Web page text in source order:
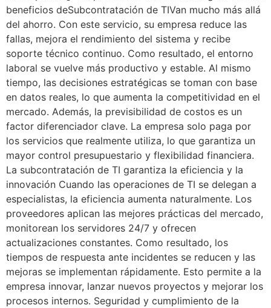
beneficios deSubcontratación de TIVan mucho más allá
del ahorro. Con este servicio, su empresa reduce las
fallas, mejora el rendimiento del sistema y recibe
soporte técnico continuo. Como resultado, el entorno
laboral se vuelve más productivo y estable. Al mismo
tiempo, las decisiones estratégicas se toman con base
en datos reales, lo que aumenta la competitividad en el
mercado. Además, la previsibilidad de costos es un
factor diferenciador clave. La empresa solo paga por
los servicios que realmente utiliza, lo que garantiza un
mayor control presupuestario y flexibilidad financiera.
La subcontratación de TI garantiza la eficiencia y la
innovación Cuando las operaciones de TI se delegan a
especialistas, la eficiencia aumenta naturalmente. Los
proveedores aplican las mejores prácticas del mercado,
monitorean los servidores 24/7 y ofrecen
actualizaciones constantes. Como resultado, los
tiempos de respuesta ante incidentes se reducen y las
mejoras se implementan rápidamente. Esto permite a la
empresa innovar, lanzar nuevos proyectos y mejorar los
procesos internos. Seguridad y cumplimiento de la